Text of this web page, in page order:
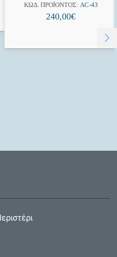
ΚΩΔ. ΠΡΟΪΌΝΤΟΣ: AC-43
240,00€